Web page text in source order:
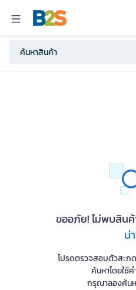
ขออภัย! ไม่พบสิน
น่
โปรดตรวจสอบตัวสะก
ค้นหาโดยใช้
กรุณาลองค้น